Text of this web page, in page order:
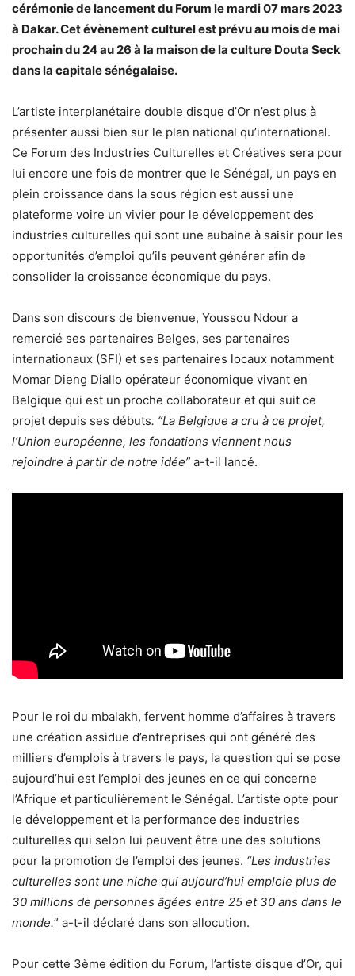
cérémonie de lancement du Forum le mardi 07 mars 2023
à Dakar. Cet évènement culturel est prévu au mois de mai
prochain du 24 au 26 à la maison de la culture Douta Seck
dans la capitale sénégalaise.
L’artiste interplanétaire double disque d’Or n’est plus à
présenter aussi bien sur le plan national qu’international.
Ce Forum des Industries Culturelles et Créatives sera pour
lui encore une fois de montrer que le Sénégal, un pays en
plein croissance dans la sous région est aussi une
plateforme voire un vivier pour le développement des
industries culturelles qui sont une aubaine à saisir pour les
opportunités d’emploi qu’ils peuvent générer afin de
consolider la croissance économique du pays.
Dans son discours de bienvenue, Youssou Ndour a
remercié ses partenaires Belges, ses partenaires
internationaux (SFI) et ses partenaires locaux notamment
Momar Dieng Diallo opérateur économique vivant en
Belgique qui est un proche collaborateur et qui suit ce
projet depuis ses débuts. “La Belgique a cru à ce projet,
l’Union européenne, les fondations viennent nous
rejoindre à partir de notre idée” a-t-il lancé.
Pour le roi du mbalakh, fervent homme d’affaires à travers
une création assidue d’entreprises qui ont généré des
milliers d’emplois à travers le pays, la question qui se pose
aujourd’hui est l’emploi des jeunes en ce qui concerne
l’Afrique et particulièrement le Sénégal. L’artiste opte pour
le développement et la performance des industries
culturelles qui selon lui peuvent être une des solutions
pour la promotion de l’emploi des jeunes. “Les industries
culturelles sont une niche qui aujourd’hui emploie plus de
30 millions de personnes âgées entre 25 et 30 ans dans le
monde.” a-t-il déclaré dans son allocution.
Pour cette 3ème édition du Forum, l’artiste disque d’Or, qui